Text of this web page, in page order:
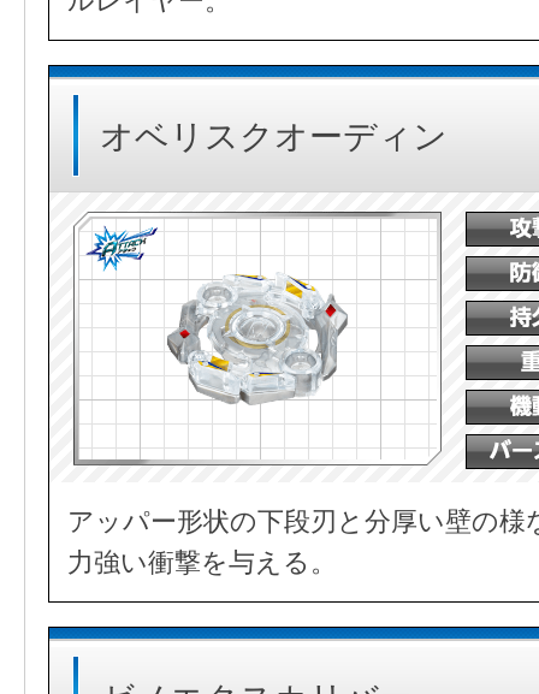
オベリスクオーディン
アッパー形状の下段刃と分厚い壁の
力強い衝撃を与える。